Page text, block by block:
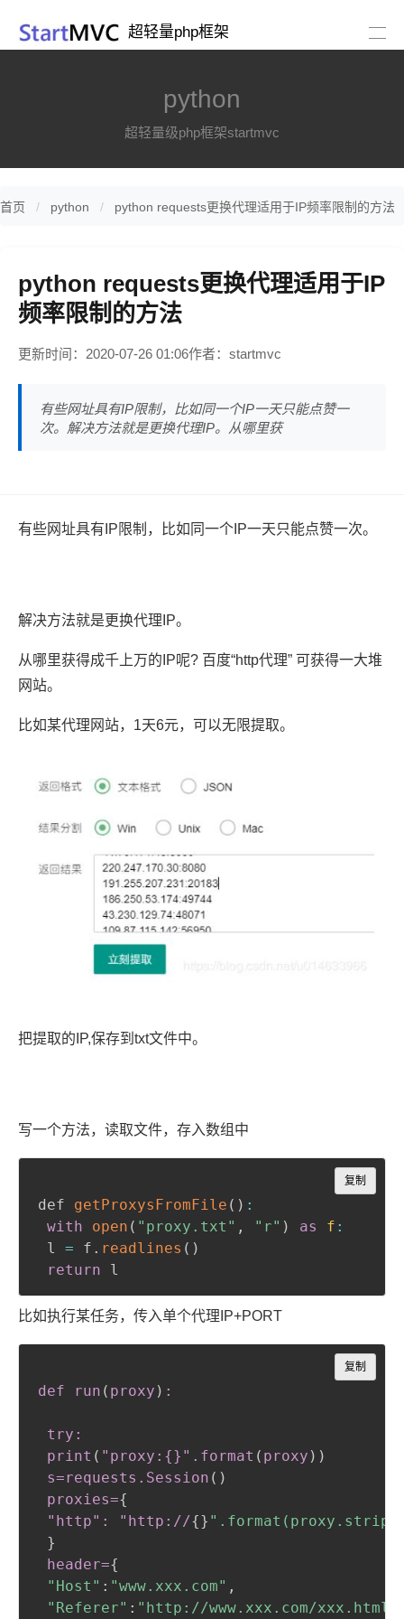
超轻量php框架
python
超轻量级php框架startmvc
首页 python python requests更换代理适用于IP频率限制的方法
python requests更换代理适用于IP
频率限制的方法
更新时间：2020-07-26 01:06作者：startmvc
有些网址具有IP限制，比如同一个IP一天只能点赞一
次。解决方法就是更换代理IP。从哪里获
有些网址具有IP限制，比如同一个IP一天只能点赞一次。
解决方法就是更换代理IP。
从哪里获得成千上万的IP呢? 百度“http代理” 可获得一大堆
网站。
比如某代理网站，1天6元，可以无限提取。
把提取的IP,保存到txt文件中。
写一个方法，读取文件，存入数组中
def getProxysFromFile ( ) :
with
open ( "proxy.txt" , "r" ) as f :
l = f . readlines ( )
return l
复制
Copy
比如执行某任务，传入单个代理IP+PORT
def run ( proxy ) :
try:
print ( "proxy:{}" .format ( proxy ) )
s=requests .Session ( )
proxies={
"http": "http://{}
}
header={
"Host" : "www.xxx.com" ,
"Referer" : "http://www.xxx.com/
复制
Copy